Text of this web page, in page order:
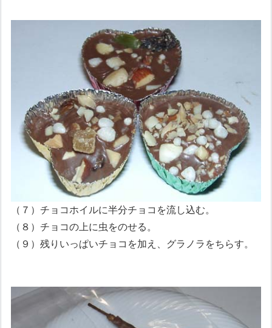
（７）チョコホイルに半分チョコを流し込む。
（８）チョコの上に虫をのせる。
（９）残りいっぱいチョコを加え、グラノラをちらす。